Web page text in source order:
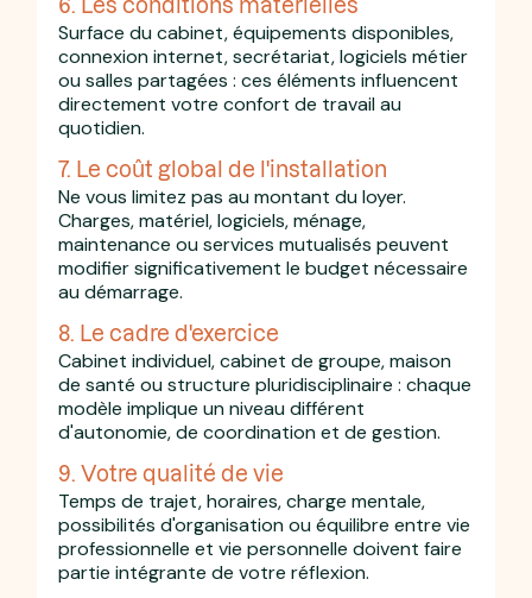
Surface du cabinet, équipements disponibles,
connexion internet, secrétariat, logiciels métier
ou salles partagées : ces éléments influencent
directement votre confort de travail au
quotidien.
7. Le coût global de l'installation
Ne vous limitez pas au montant du loyer.
Charges, matériel, logiciels, ménage,
maintenance ou services mutualisés peuvent
modifier significativement le budget nécessaire
au démarrage.
8. Le cadre d'exercice
Cabinet individuel, cabinet de groupe, maison
de santé ou structure pluridisciplinaire : chaque
modèle implique un niveau différent
d'autonomie, de coordination et de gestion.
9. Votre qualité de vie
Temps de trajet, horaires, charge mentale,
possibilités d'organisation ou équilibre entre vie
professionnelle et vie personnelle doivent faire
partie intégrante de votre réflexion.